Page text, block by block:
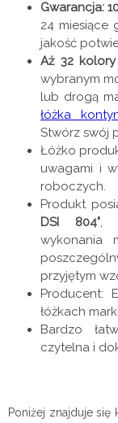
Gwarancja:
24 miesiące
jakość
Aż 32
wybranym
lub drogą
łóżka
Stwórz swój
Łóżko
uwagami i
roboczych.
Produkt
DSI 804",
wykonania
przyjętym
Producent:
łóżkach
Bardzo
czytelna i
Poniżej znajduje się